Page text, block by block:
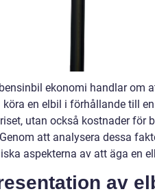
ekonomi handlar om
köra en elbil i förhållande till
utan också kostnader för
att analysera dessa
aspekterna av att äga en
av